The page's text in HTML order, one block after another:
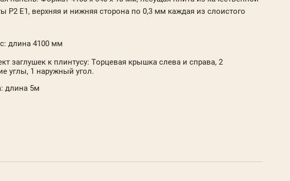
P2 E1, верхняя и нижняя сторона по 0,3 мм каждая из слоистого
: длина 4100 мм
заглушек к плинтусу: Торцевая крышка слева и справа, 2
углы, 1 наружный угол.
длина 5м